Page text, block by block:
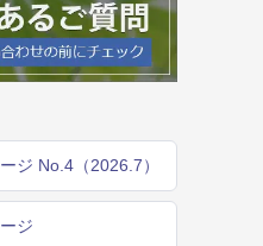
ジ No.4（2026.7）
ジ